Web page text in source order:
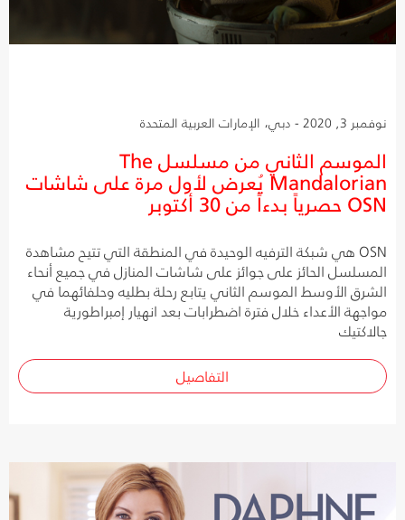
نوفمبر 3, 2020 - دبي، الإمارات العربية المتحدة
الموسم الثاني من مسلسل The
Mandalorian يُعرض لأول مرة على شاشات
OSN حصرياً بدءاً من 30 أكتوبر
OSN هي شبكة الترفيه الوحيدة في المنطقة التي تتيح مشاهدة
المسلسل الحائز على جوائز على شاشات المنازل في جميع أنحاء
الشرق الأوسط الموسم الثاني يتابع رحلة بطليه وحلفائهما في
مواجهة الأعداء خلال فترة اضطرابات بعد انهيار إمبراطورية
جالاكتيك
التفاصيل